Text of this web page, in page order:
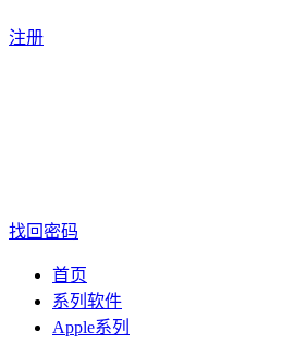
注册
找回密码
首页
系列软件
Apple系列